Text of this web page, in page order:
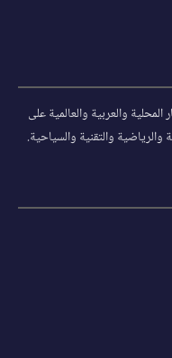
والعربية والعالمية على
والتقنية والسياحية.